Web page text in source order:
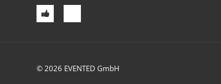
© 2026 EVENTED GmbH